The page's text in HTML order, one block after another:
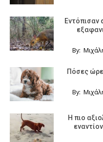
Εντόπισαν
By:
Πόσες
By:
Η πιο